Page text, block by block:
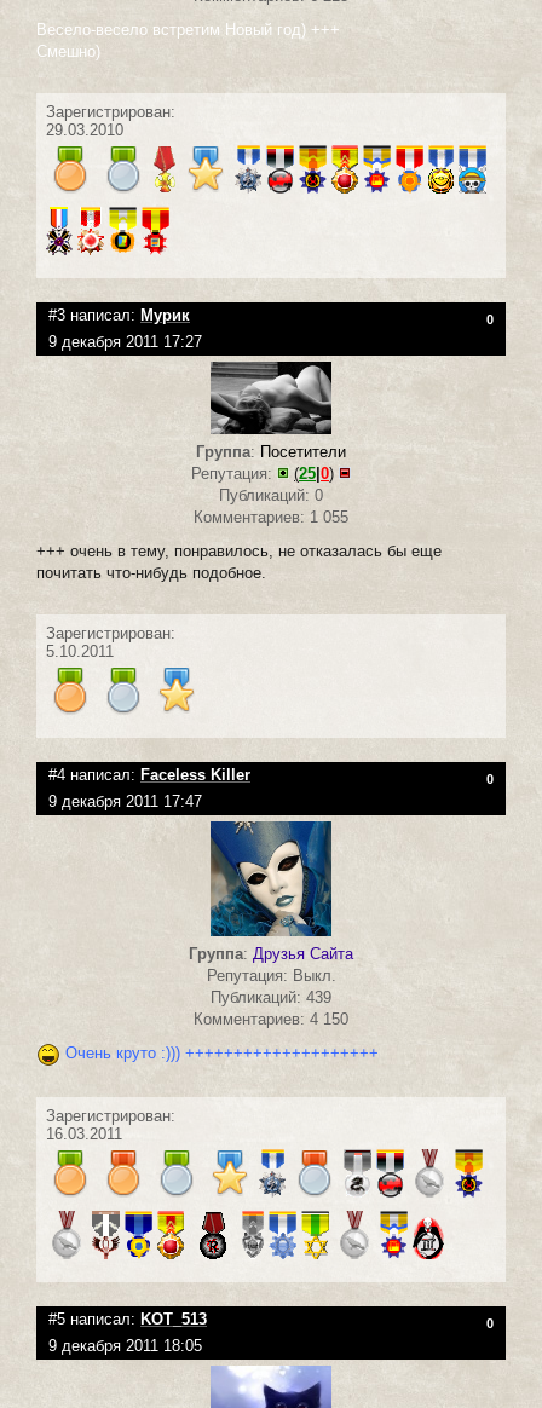
Весело-весело встретим Новый год) +++
Смешно)
Зарегистрирован:
29.03.2010
#3 написал: Мурик 0
9 декабря 2011 17:27
Группа: Посетители
Репутация:
(25 0)
Публикаций: 0
Комментариев: 1 055
+++ очень в тему, понравилось, не отказалась бы еще
почитать что-нибудь подобное.
Зарегистрирован:
5.10.2011
#4 написал: Faceless Killer 0
9 декабря 2011 17:47
Группа: Друзья Сайта
Репутация: Выкл.
Публикаций: 439
Комментариев: 4 150
Очень круто :))) ++++++++++++++++++++
Зарегистрирован:
16.03.2011
#5 написал: KOT_513 0
9 декабря 2011 18:05